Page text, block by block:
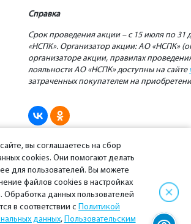
Справка
Срок проведения акции – с 15 июля по 31
«НСПК». Организатор акции: АО «НСПК»
организаторе акции, правилах
лояльности АО «НСПК» доступны на сайте
затраченных покупателем на
новость
вы соглашаетесь на сбор
cookies. Они помогают делать
для пользователей. Вы можете
файлов cookies в настройках
Обработка данных пользователей
в соответствии с Политикой
данных, Пользовательским